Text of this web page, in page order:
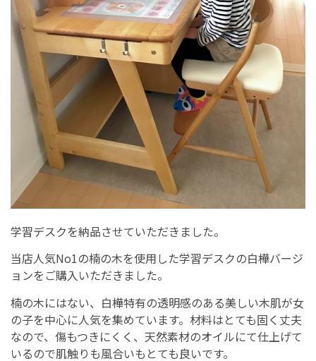
学習デスクを納品させていただきました。
当店人気No1の楠の木を使用した学習デスクの白樺バージ
ョンをご購入いただきました。
楠の木にはない、白樺特有の透明感のある美しい木肌が女
の子を中心に人気を集めています。材料はとても固く丈夫
なので、傷もつきにくく、天然素材のオイルにて仕上げて
いるので肌触りも風合いもとても良いです。